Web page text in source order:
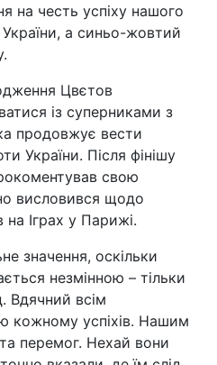
на честь успіху нашого
а синьо-жовтий
Цвєтов
із суперниками з
продовжує вести
України. Після фінішу
свою
висловився щодо
на Іграх у Парижі.
значення, оскільки
незмінною – тільки
Вдячний всім
кожному успіхів. Нашим
перемог. Нехай вони